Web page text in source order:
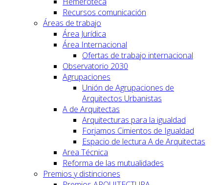
Recursos comunicación
Áreas de trabajo
Área Jurídica
Área Internacional
Ofertas de trabajo internacional
Observatorio 2030
Agrupaciones
Unión de Agrupaciones de
Arquitectos Urbanistas
A de Arquitectas
Arquitecturas para la igualdad
Forjamos Cimientos de Igualdad
Espacio de lectura A de Arquitectas
Area Técnica
Reforma de las mutualidades
Premios y distinciones